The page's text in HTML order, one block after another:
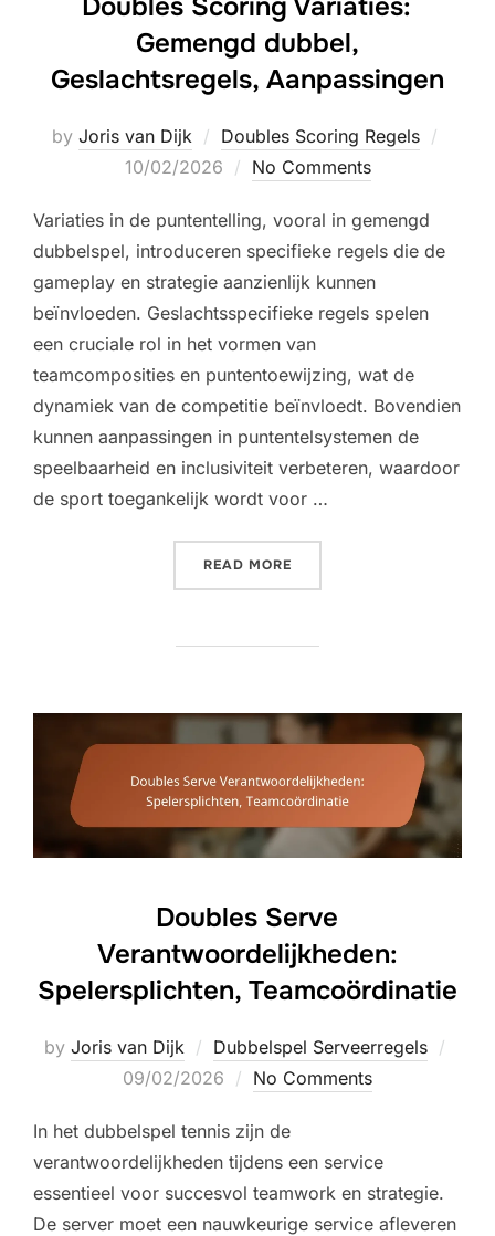
Doubles Scoring Variaties:
Gemengd dubbel,
Geslachtsregels, Aanpassingen
by Joris van Dijk Doubles Scoring Regels
10/02/2026 No Comments
Variaties in de puntentelling, vooral in gemengd
dubbelspel, introduceren specifieke regels die de
gameplay en strategie aanzienlijk kunnen
beïnvloeden. Geslachtsspecifieke regels spelen
een cruciale rol in het vormen van
teamcomposities en puntentoewijzing, wat de
dynamiek van de competitie beïnvloedt. Bovendien
kunnen aanpassingen in puntentelsystemen de
speelbaarheid en inclusiviteit verbeteren, waardoor
de sport toegankelijk wordt voor …
READ MORE
Doubles Serve
Verantwoordelijkheden:
Spelersplichten, Teamcoördinatie
by Joris van Dijk Dubbelspel Serveerregels
09/02/2026 No Comments
In het dubbelspel tennis zijn de
verantwoordelijkheden tijdens een service
essentieel voor succesvol teamwork en strategie.
De server moet een nauwkeurige service afleveren